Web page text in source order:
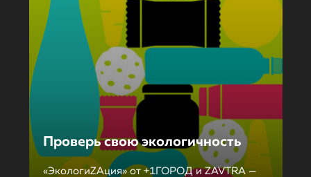
Проверь свою экологичность
«ЭкологиZAция» от +1ГОРОД и ZAVTRA —